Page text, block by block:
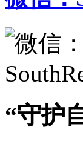
“守护